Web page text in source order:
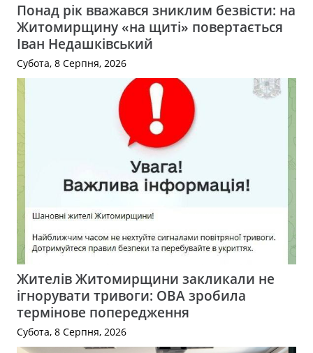
Понад рік вважався зниклим безвісти: на
Житомирщину «на щиті» повертається
Іван Недашківський
Субота, 8 Серпня, 2026
Жителів Житомирщини закликали не
ігнорувати тривоги: ОВА зробила
термінове попередження
Субота, 8 Серпня, 2026